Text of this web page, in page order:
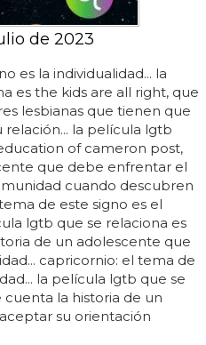
de 2023
es la individualidad... la
es the kids are all right, que
lesbianas que tienen que
relación... la película lgtb
of cameron post,
que debe enfrentar el
cuando descubren
de este signo es el
lgtb que se relaciona es
de un adolescente que
capricornio: el tema de
la película lgtb que se
cuenta la historia de un
su orientación